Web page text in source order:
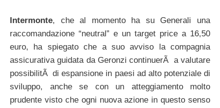
Intermonte, che al momento ha su Generali una
raccomandazione “neutral” e un target price a 16,50
euro, ha spiegato che a suo avviso la compagnia
assicurativa guidata da Geronzi continuerÃ a valutare
possibilitÃ di espansione in paesi ad alto potenziale di
sviluppo, anche se con un atteggiamento molto
prudente visto che ogni nuova azione in questo senso